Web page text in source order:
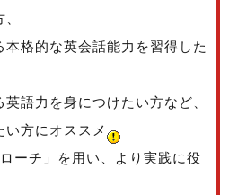
格的な英会話能力を習得した
語力を身につけたい方など、
方にオススメ
ーチ」を用い、より実践に役